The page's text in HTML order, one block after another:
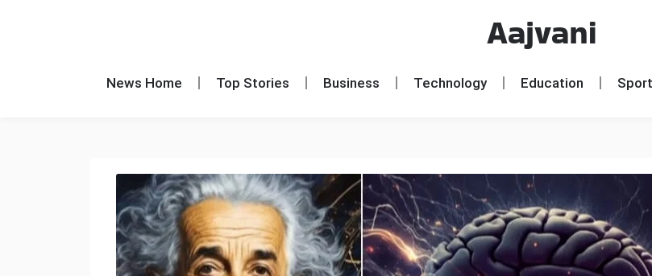
Aajvani
News Home Top Stories Business Technology Education